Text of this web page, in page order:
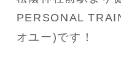
PERSONAL
オユー)です！